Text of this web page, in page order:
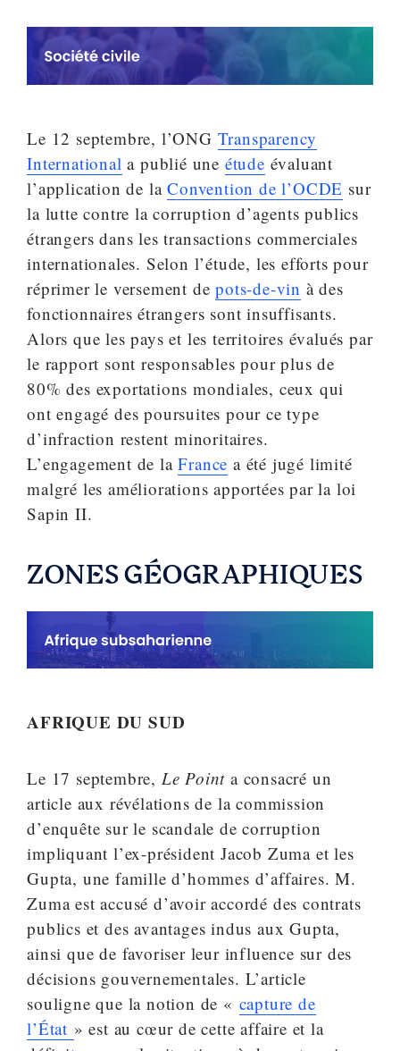
Le 12 septembre, l’ONG Transparency
International a publié une étude évaluant
l’application de laConvention de l’OCDE sur
la lutte contre la corruption d’agents publics
étrangers dans les transactions commerciales
internationales. Selon l’étude, les efforts pour
réprimer le versement depots-de-vin à des
fonctionnaires étrangers sont insuffisants.
Alors que les pays et les territoires évalués par
le rapport sont responsables pour plus de
80% des exportations mondiales, ceux qui
ont engagé des poursuites pour ce type
d’infraction restent minoritaires.
L’engagement de laFrance a été jugé limité
malgré les améliorations apportées par la loi
Sapin II.
ZONES GÉOGRAPHIQUES
AFRIQUE DU SUD
Le 17 septembre, Le Point a consacré un
article aux révélations de la commission
d’enquête sur le scandale de corruption
impliquant l’ex-président Jacob Zuma et les
Gupta, une famille d’hommes d’affaires. M.
Zuma est accusé d’avoir accordé des contrats
publics et des avantages indus aux Gupta,
ainsi que de favoriser leur influence sur des
décisions gouvernementales. L’article
souligne que la notion de « capture de
l’État » est au cœur de cette affaire et la